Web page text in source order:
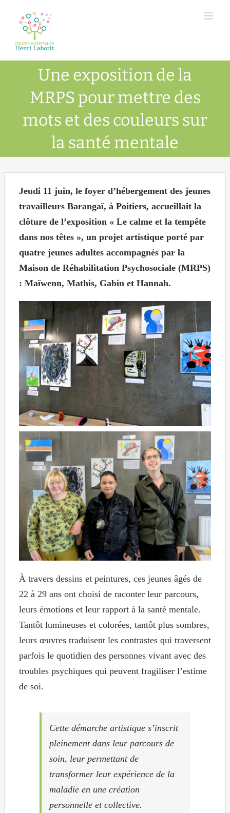
Une exposition de la
MRPS pour mettre des
mots et des couleurs sur
la santé mentale
Jeudi 11 juin, le foyer d’hébergement des jeunes
travailleurs Barangaï, à Poitiers, accueillait la
clôture de l’exposition « Le calme et la tempête
dans nos têtes », un projet artistique porté par
quatre jeunes adultes accompagnés par la
Maison de Réhabilitation Psychosociale (MRPS)
: Maïwenn, Mathis, Gabin et Hannah.
À travers dessins et peintures, ces jeunes âgés de
22 à 29 ans ont choisi de raconter leur parcours,
leurs émotions et leur rapport à la santé mentale.
Tantôt lumineuses et colorées, tantôt plus sombres,
leurs œuvres traduisent les contrastes qui traversent
parfois le quotidien des personnes vivant avec des
troubles psychiques qui peuvent fragiliser l’estime
de soi.
Cette démarche artistique s’inscrit
pleinement dans leur parcours de
soin, leur permettant de
transformer leur expérience de la
maladie en une création
personnelle et collective.